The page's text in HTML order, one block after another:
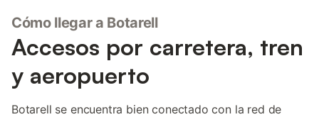
Cómo llegar a Botarell
Accesos por carretera, tren
y aeropuerto
Botarell se encuentra bien conectado con la red de